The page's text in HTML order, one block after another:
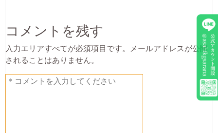
コメントを残す
入力エリアすべてが必須項目です。メールアドレスが公開
されることはありません。